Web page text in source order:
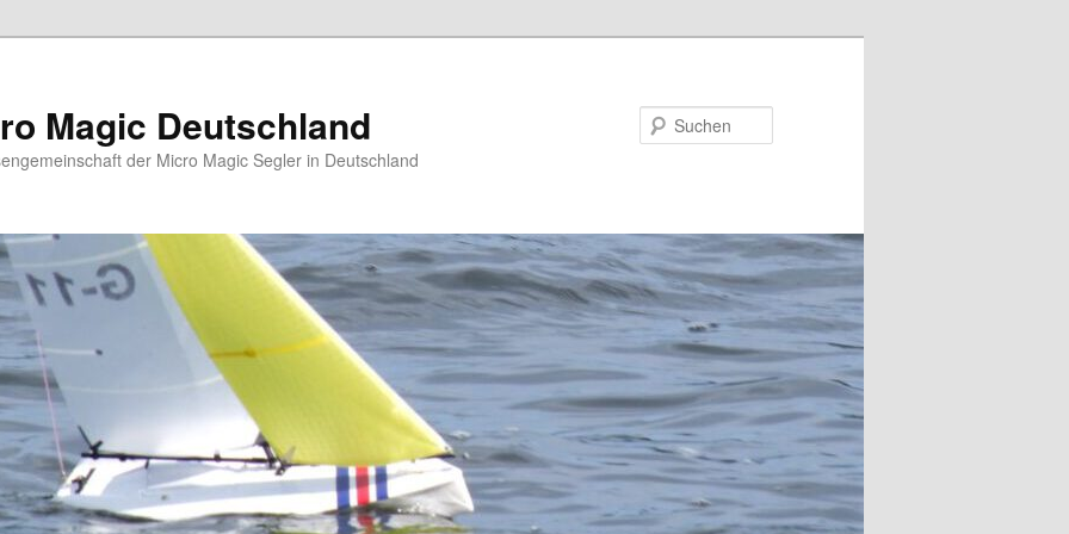
Magic Deutschland
der Micro Magic Segler in Deutschland